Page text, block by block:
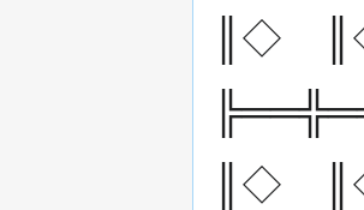
║◇
║◇